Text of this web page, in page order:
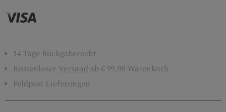
14 Tage Rückgaberecht
Kostenloser Versand ab € 99,90 Warenkorb
Feldpost Lieferungen